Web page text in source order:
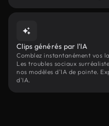
Clips générés par l'IA
Comblez instantanément vos
Les troubles sociaux
nos modèles d'IA de pointe.
d'IA.